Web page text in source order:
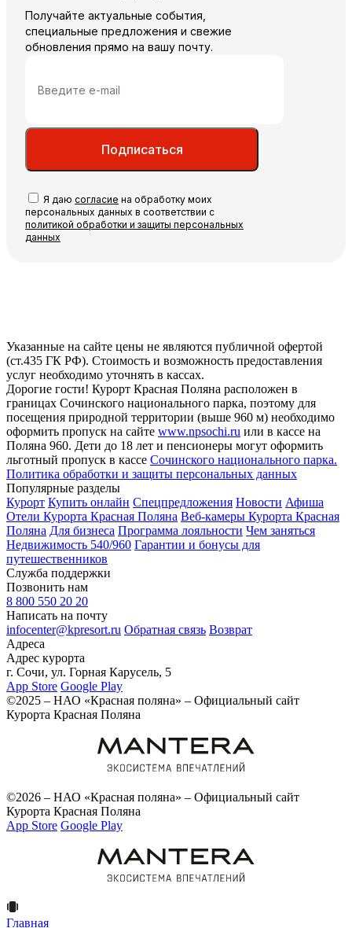
Получайте актуальные события,
специальные предложения и свежие
обновления прямо на вашу почту.
Подписаться
Я даю согласие на обработку моих
персональных данных в соответствии с
политикой обработки и защиты персональных
данных
Указанные на сайте цены не являются публичной офертой
(ст.435 ГК РФ). Стоимость и возможность предоставления
услуг необходимо уточнять в кассах.
Дорогие гости! Курорт Красная Поляна расположен в
границах Сочинского национального парка, поэтому для
посещения природной территории (выше 960 м) необходимо
оформить пропуск на сайте www.npsochi.ru или в кассе на
Поляна 960. Дети до 18 лет и пенсионеры могут оформить
льготный пропуск в кассе Сочинского национального парка.
Политика обработки и защиты персональных данных
Популярные разделы
Курорт Купить онлайн Спецпредложения Новости Афиша
Отели Курорта Красная Поляна Веб-камеры Курорта Красная
Поляна Для бизнеса Программа лояльности Чем заняться
Недвижимость 540/960 Гарантии и бонусы для
путешественников
Служба поддержки
Позвонить нам
8 800 550 20 20
Написать на почту
infocenter@kpresort.ru Обратная связь Возврат
Адреса
Адрес курорта
г. Сочи, ул. Горная Карусель, 5
App Store Google Play
©2025 – НАО «Красная поляна» – Официальный сайт
Курорта Красная Поляна
©2026 – НАО «Красная поляна» – Официальный сайт
Курорта Красная Поляна
App Store Google Play
Главная